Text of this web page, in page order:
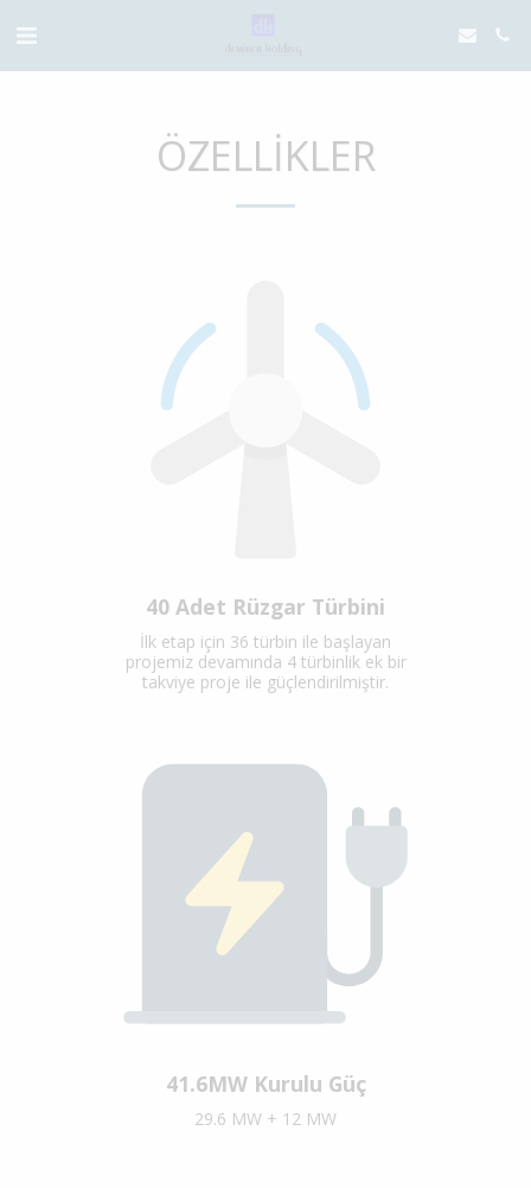
ÖZELLIKLER
40 Adet Rüzgar Türbini
İlk etap için 36 türbin ile başlayan
projemiz devamında 4 türbinlik ek bir
takviye proje ile güçlendirilmiştir.
41.6MW Kurulu Güç
29.6 MW + 12 MW